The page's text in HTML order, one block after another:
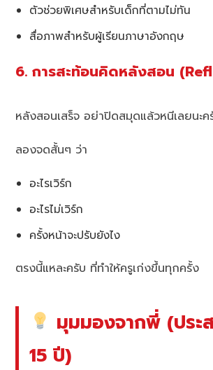
ตัวช่วยพิเศษสำหรับเด็กที่ตามไม่ทัน
สื่อภาพสำหรับผู้เรียนภาษาอังกฤษ
6. การสะท้อนคิดหลังสอน
หลังสอนเสร็จ อย่าปิดสมุดแล้วหนีเลยนะค
ลองจดสั้นๆ ว่า
อะไรเวิร์ก
อะไรไม่เวิร์ก
ครั้งหน้าจะปรับยังไง
ตรงนี้แหละครับ ที่ทำให้ครูเก่งขึ้นทุกครั้ง
มุมมองจากพี่ (ประ
15 ปี)